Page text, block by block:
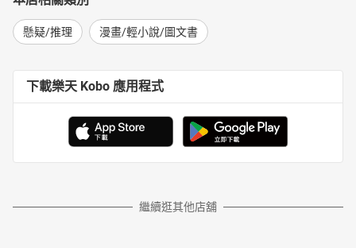
懸疑/推理 漫畫/輕小說/圖文書
下載樂天 Kobo 應用程式
繼續逛其他店舖